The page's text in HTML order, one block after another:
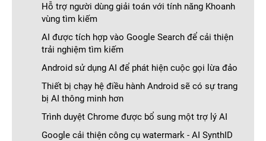
Hỗ trợ người dùng giải toán với tính năng Khoanh
vùng tìm kiếm
AI được tích hợp vào Google Search để cải thiện
trải nghiệm tìm kiếm
Android sử dụng AI để phát hiện cuộc gọi lừa đảo
Thiết bị chạy hệ điều hành Android sẽ có sự trang
bị AI thông minh hơn
Trình duyệt Chrome được bổ sung một trợ lý AI
Google cải thiện công cụ watermark - AI SynthID